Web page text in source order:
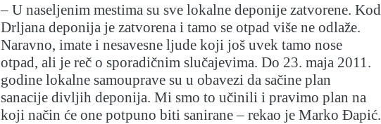
– U naseljenim mestima su sve lokalne deponije zatvorene. Kod
Drljana deponija je zatvorena i tamo se otpad više ne odlaže.
Naravno, imate i nesavesne ljude koji još uvek tamo nose
otpad, ali je reč o sporadičnim slučajevima. Do 23. maja 2011.
godine lokalne samouprave su u obavezi da sačine plan
sanacije divljih deponija. Mi smo to učinili i pravimo plan na
koji način će one potpuno biti sanirane – rekao je Marko Đapić.